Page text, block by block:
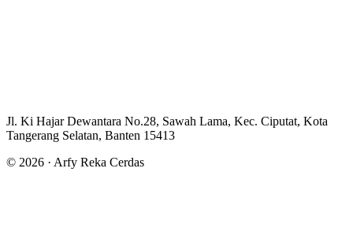
Jl. Ki Hajar Dewantara No.28, Sawah Lama, Kec. Ciputat, Kota
Tangerang Selatan, Banten 15413
© 2026 · Arfy Reka Cerdas